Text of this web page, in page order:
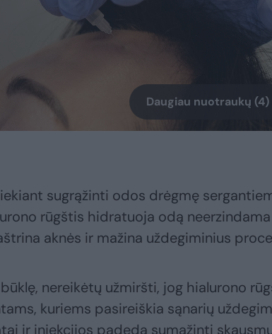
Daugiau nuotraukų (4)
sugrąžinti odos drėgmę
rūgštis hidratuoja odą neerzindama
aknės ir mažina uždegiminius
nereikėtų užmiršti, jog hialurono
kuriems pasireiškia sąnarių
ir injekcijos padeda sumažinti